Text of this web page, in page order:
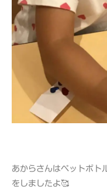
あからさんはペットボト
をしましたよ🥰